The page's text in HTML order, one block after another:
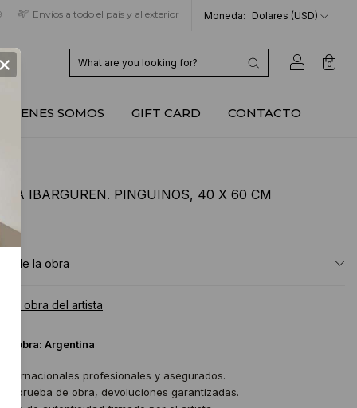
Envíos a todo el país y al exterior Moneda: Dolares (USD)
0
SOMOS GIFT CARD CONTACTO
IBARGUREN. PINGUINOS, 40 X 60 CM
de la obra
la obra del artista
la obra: Argentina
internacionales profesionales y asegurados.
prueba de obra, devoluciones garantizadas.